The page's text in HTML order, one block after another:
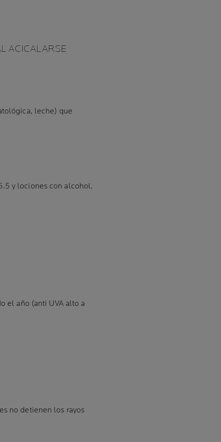
ACICALARSE
leche) que
y lociones con alcohol,
el año (anti UVA alto a
no detienen los rayos